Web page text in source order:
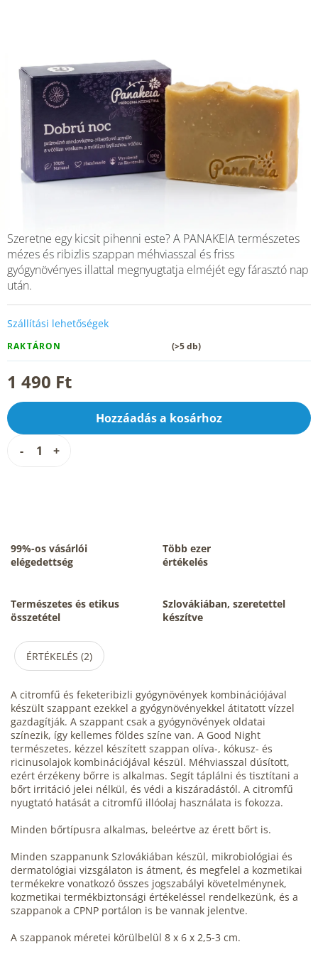
1 490 Ft
RAKTÁRON (>5 db)
Szállítási lehetőségek
Hozzáadás a kosárhoz
Szeretne egy kicsit pihenni este? A PANAKEIA természetes
mézes és ribizlis szappan méhviasszal és friss
gyógynövényes illattal megnyugtatja elméjét egy fárasztó nap
után.
99%-os vásárlói
elégedettség
Több ezer
értékelés
Természetes és etikus
összetétel
Szlovákiában, szeretettel
készítve
ÉRTÉKELÉS (2)
A citromfű és feketeribizli gyógynövények kombinációjával
készült szappant ezekkel a gyógynövényekkel átitatott vízzel
gazdagítják. A szappant csak a gyógynövények oldatai
színezik, így kellemes földes színe van. A Good Night
természetes, kézzel készített szappan olíva-, kókusz- és
ricinusolajok kombinációjával készül. Méhviasszal dúsított,
ezért érzékeny bőrre is alkalmas. Segít táplálni és tisztítani a
bőrt irritáció jelei nélkül, és védi a kiszáradástól. A citromfű
nyugtató hatását a citromfű illóolaj használata is fokozza.
Minden bőrtípusra alkalmas, beleértve az érett bőrt is.
Minden szappanunk Szlovákiában készül, mikrobiológiai és
dermatológiai vizsgálaton is átment, és megfelel a kozmetikai
termékekre vonatkozó összes jogszabályi követelménynek,
kozmetikai termékbiztonsági értékeléssel rendelkezünk, és a
szappanok a CPNP portálon is be vannak jelentve.
A szappanok méretei körülbelül 8 x 6 x 2,5-3 cm.